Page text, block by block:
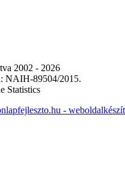
2002 - 2026
NAIH-89504/2015.